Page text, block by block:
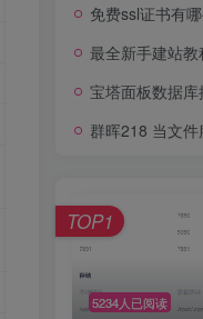
免费ssl证书有
最全新手建站教程
宝塔面板数据
群晖218 当文件服
5234人已阅读
TOP1